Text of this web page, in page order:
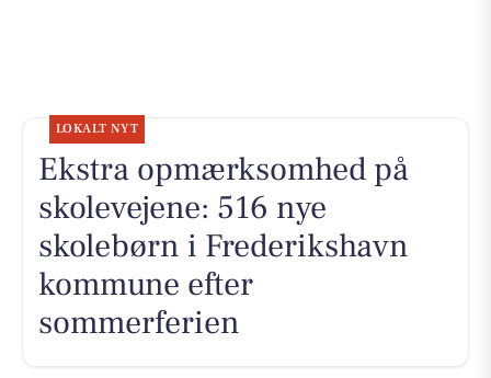
LOKALT NYT
Ekstra opmærksomhed på
skolevejene: 516 nye
skolebørn i Frederikshavn
kommune efter
sommerferien